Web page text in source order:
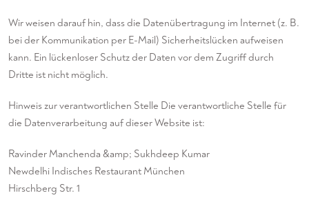
Wir weisen darauf hin, dass die Datenübertragung im Internet (z. B.
bei der Kommunikation per E-Mail) Sicherheitslücken aufweisen
kann. Ein lückenloser Schutz der Daten vor dem Zugriff durch
Dritte ist nicht möglich.
Hinweis zur verantwortlichen Stelle Die verantwortliche Stelle für
die Datenverarbeitung auf dieser Website ist:
Ravinder Manchenda &amp; Sukhdeep Kumar
Newdelhi Indisches Restaurant München
Hirschberg Str. 1